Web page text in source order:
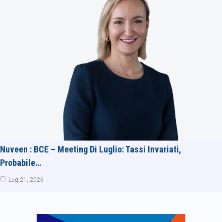
Nuveen : BCE – Meeting Di Luglio: Tassi Invariati,
Probabile…
Lug 21, 2026